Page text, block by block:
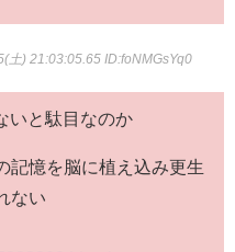
土) 21:03:05.65 ID:foNMGsYq0
いと駄目なのか
記憶を脳に植え込み更生
ない